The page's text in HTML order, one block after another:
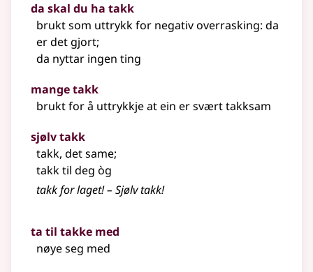
da skal du ha takk
brukt som uttrykkfor negativ overrasking: da
er det gjort;
da nyttar ingen ting
mange takk
brukt for å uttrykkje at ein er svært takksam
sjølv takk
takk, det same;
takk til deg òg
takk for laget! – Sjølv takk!
ta til takke med
nøye seg med